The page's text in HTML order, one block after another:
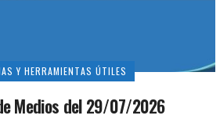
Y HERRAMIENTAS ÚTILES
Medios del 29/07/2026